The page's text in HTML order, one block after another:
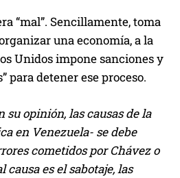
“mal”. Sencillamente, toma
una economía, a la
Unidos impone sanciones y
para detener ese proceso.
su opinión, las causas de la
en Venezuela- se debe
cometidos por Chávez o
es el sabotaje, las